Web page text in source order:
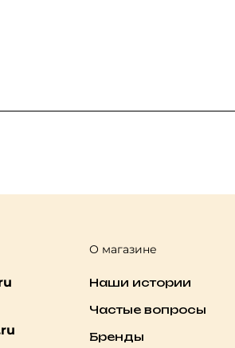
О магазине
Наши истории
Частые вопросы
Бренды